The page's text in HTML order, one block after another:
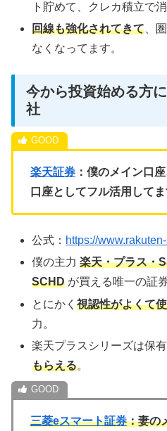
ト貯めて、クレカ積立で
回線も強化されてきて、
なくなってます。
今から投資始める方
社
楽天証券 ：僕のメイン口
口座としてフル活用してま
公式： https://
僕の主力楽天・プラス・
SCHD が買える唯一の証
とにかく視認性がよくて
力。
楽天プラスシリーズは保
もらえる。
三菱eスマート証券：妻の